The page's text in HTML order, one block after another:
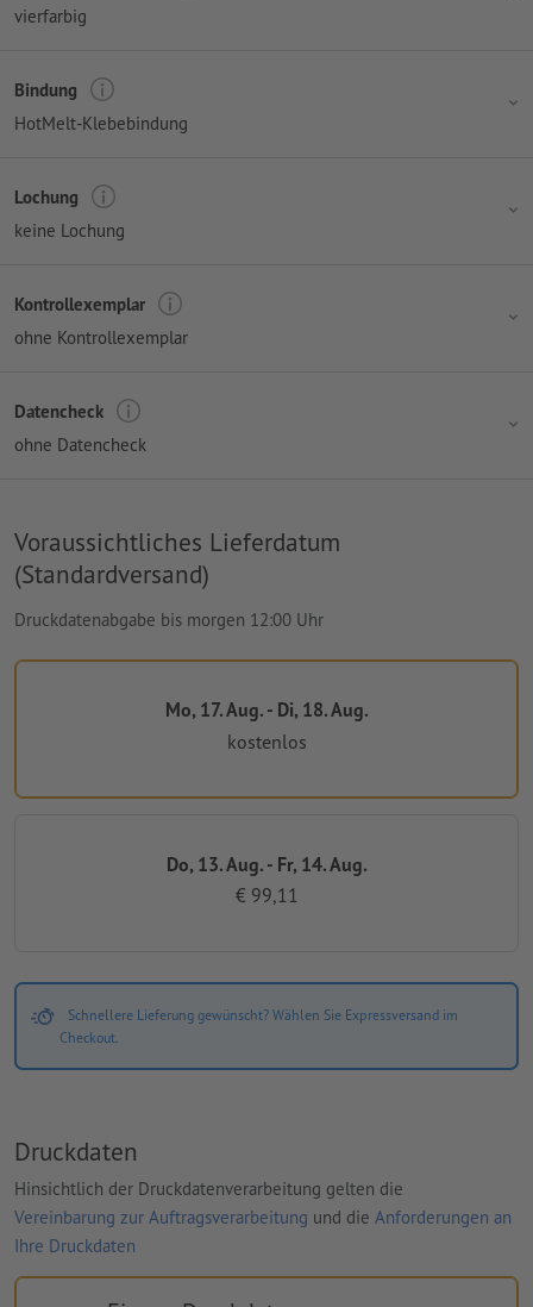
vierfarbig
Bindung
HotMelt-Klebebindung
Lochung
keine Lochung
Kontrollexemplar
ohne Kontrollexemplar
Datencheck
ohne Datencheck
Voraussichtliches Lieferdatum
(Standardversand)
Druckdatenabgabe bis morgen 12:00 Uhr
Mo, 17. Aug. - Di, 18. Aug.
kostenlos
Do, 13. Aug. - Fr, 14. Aug.
€ 99,11
Schnellere Lieferung gewünscht? Wählen Sie Expressversand im
Checkout.
Druckdaten
Hinsichtlich der Druckdatenverarbeitung gelten die
Vereinbarung zur Auftragsverarbeitung und die Anforderungen an
Ihre Druckdaten